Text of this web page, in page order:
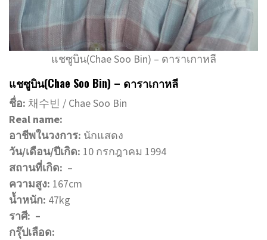
แชซูบิน(Chae Soo Bin) – ดาราเกาหลี
แชซูบิน(Chae Soo Bin) – ดาราเกาหลี
ชื่อ: 채수빈 / Chae Soo Bin
Real name:
อาชีพในวงการ: นักแสดง
วัน/เดือน/ปีเกิด: 10 กรกฎาคม 1994
สถานที่เกิด: –
ความสูง: 167cm
น้ำหนัก: 47kg
ราศี: –
กรุ๊ปเลือด: